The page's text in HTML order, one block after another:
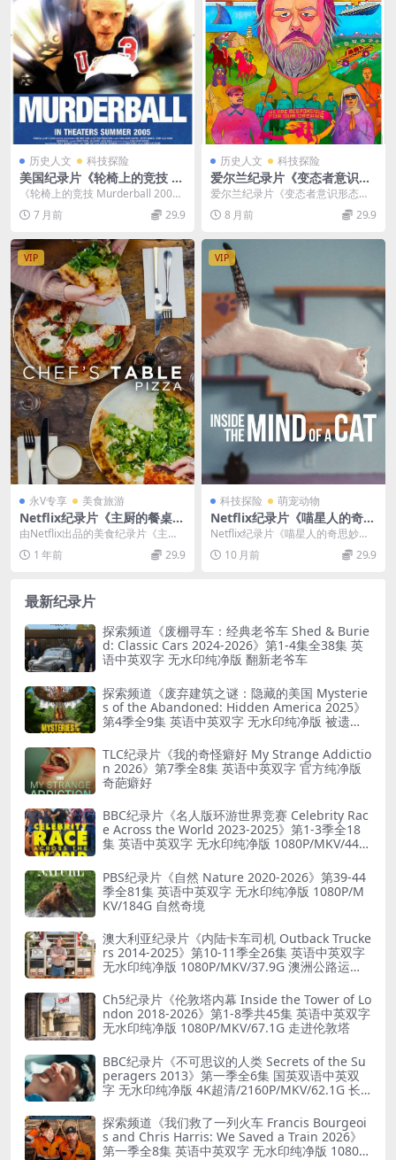
历史人文 科技探险
美国纪录片《轮椅上的竞技 M
urderball 2005》英语中英双
字 官方纯净版 1080P/MKV/1.
33G 肢体缺陷榄球队
《轮椅上的竞技 Murderball 200
5》：轮椅上的热血与重生 《轮椅
上的...7 月前 29.9
历史人文 科技探险
爱尔兰纪录片《变态者意识形
态指南 The Pervert’s Guide
to Ideology》英语中字 BD高
清 艺术和世界的精神分析理论
爱尔兰纪录片《变态者意识形态指
南 The Pervert’s Gui...
8 月前 29.9
VIP
永V专享 美食旅游
Netflix纪录片《主厨的餐桌 C
hef’s Table》第一季全6集 英
语中英双字 720P高清 美食纪
录片下载
由Netflix出品的美食纪录片《主厨
的餐桌 Chef’s Table》，以独特...
1 年前 29.9
VIP
科技探险 萌宠动物
Netflix纪录片《喵星人的奇思
妙想 Inside the Mind of a C
at 2022》英语多国中字 1080
P/MP4/2G 了解猫科动物的思
Netflix纪录片《喵星人的奇思妙
想》：破解猫咪行为的“科学密码” N
etfl...10 月前 29.9
最新纪录片
探索频道《废棚寻车：经典老爷车 Shed & Burie
d: Classic Cars 2024-2026》第1-4集全38集 英
语中英双字 无水印纯净版 翻新老爷车
探索频道《废弃建筑之谜：隐藏的美国 Mysterie
s of the Abandoned: Hidden America 2025》
第4季全9集 英语中英双字 无水印纯净版 被遗弃
TLC纪录片《我的奇怪癖好 My Strange Addictio
n 2026》第7季全8集 英语中英双字 官方纯净版
奇葩癖好
BBC纪录片《名人版环游世界竞赛 Celebrity Rac
e Across the World 2023-2025》第1-3季全18
集 英语中英双字 无水印纯净版 1080P/MKV/44.8
PBS纪录片《自然 Nature 2020-2026》第39-44
季全81集 英语中英双字 无水印纯净版 1080P/M
KV/184G 自然奇境
澳大利亚纪录片《内陆卡车司机 Outback Trucke
rs 2014-2025》第10-11季全26集 英语中英双字
无水印纯净版 1080P/MKV/37.9G 澳洲公路运输
Ch5纪录片《伦敦塔内幕 Inside the Tower of Lo
ndon 2018-2026》第1-8季共45集 英语中英双字
无水印纯净版 1080P/MKV/67.1G 走进伦敦塔
BBC纪录片《不可思议的人类 Secrets of the Su
peragers 2013》第一季全6集 国英双语中英双
字 无水印纯净版 4K超清/2160P/MKV/62.1G 长
探索频道《我们救了一列火车 Francis Bourgeoi
s and Chris Harris: We Saved a Train 2026》
第一季全8集 英语中英双字 无水印纯净版 1080P/